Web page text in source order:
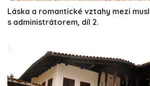
Láska a romantické vztahy mezi
s administrátorem, díl 2.